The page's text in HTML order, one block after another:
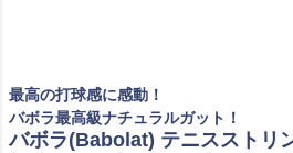
最高の打球感に感動！
バボラ最高級ナチュラルガット！
バボラ(Babolat) テニスストリ